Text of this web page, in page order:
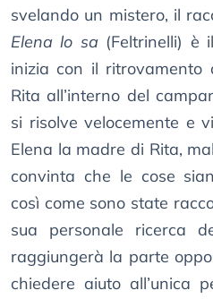
svelando un mistero, il
Elena lo sa (Feltrinelli) è
inizia con il ritrovamento
Rita all’interno del
si risolve velocemente e
Elena la madre di Rita,
convinta che le cose
così come sono state
sua personale ricerca
raggiungerà la parte
chiedere aiuto all’unica